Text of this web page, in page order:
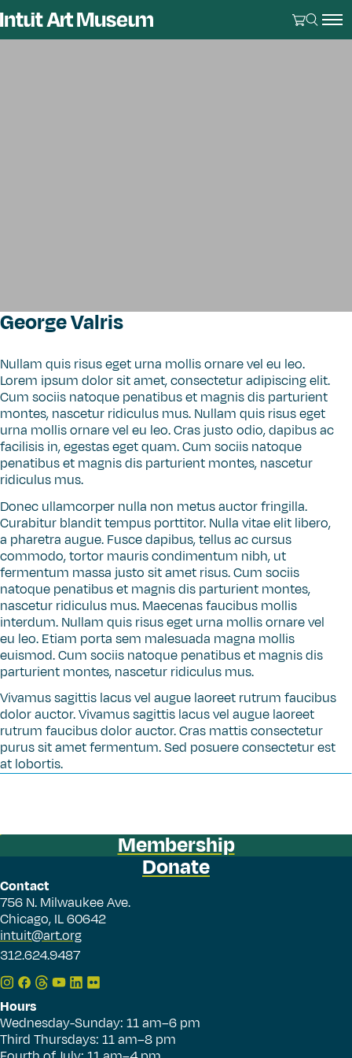
George Valris
Nullam quis risus eget urna mollis ornare vel eu leo.
Lorem ipsum dolor sit amet, consectetur adipiscing elit.
Cum sociis natoque penatibus et magnis dis parturient
montes, nascetur ridiculus mus. Nullam quis risus eget
urna mollis ornare vel eu leo. Cras justo odio, dapibus ac
facilisis in, egestas eget quam. Cum sociis natoque
penatibus et magnis dis parturient montes, nascetur
ridiculus mus.
Donec ullamcorper nulla non metus auctor fringilla.
Curabitur blandit tempus porttitor. Nulla vitae elit libero,
a pharetra augue. Fusce dapibus, tellus ac cursus
commodo, tortor mauris condimentum nibh, ut
fermentum massa justo sit amet risus. Cum sociis
natoque penatibus et magnis dis parturient montes,
nascetur ridiculus mus. Maecenas faucibus mollis
interdum. Nullam quis risus eget urna mollis ornare vel
eu leo. Etiam porta sem malesuada magna mollis
euismod. Cum sociis natoque penatibus et magnis dis
parturient montes, nascetur ridiculus mus.
Vivamus sagittis lacus vel augue laoreet rutrum faucibus
dolor auctor. Vivamus sagittis lacus vel augue laoreet
rutrum faucibus dolor auctor. Cras mattis consectetur
purus sit amet fermentum. Sed posuere consectetur est
at lobortis.
Membership
Donate
Contact
756 N. Milwaukee Ave.
Chicago, IL 60642
intuit@art.org
312.624.9487
Hours
Wednesday-Sunday: 11 am–6 pm
Third Thursdays: 11 am–8 pm